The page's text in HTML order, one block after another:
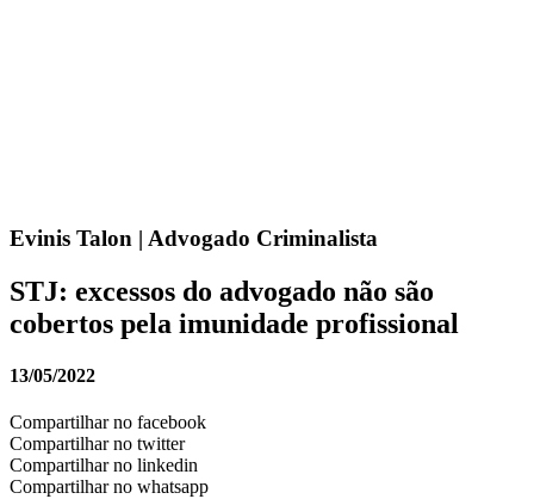
Evinis Talon | Advogado Criminalista
STJ: excessos do advogado não são
cobertos pela imunidade profissional
13/05/2022
Compartilhar no facebook
Compartilhar no twitter
Compartilhar no linkedin
Compartilhar no whatsapp